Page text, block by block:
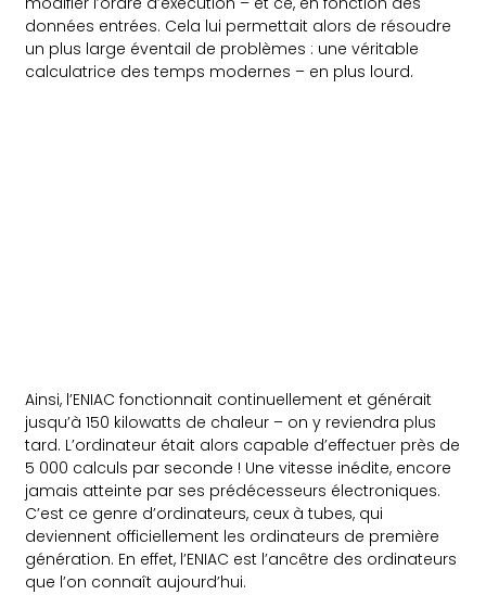
données entrées. Cela lui permettait alors de résoudre
un plus large éventail de problèmes : une véritable
calculatrice des temps modernes – en plus lourd.
Ainsi, l’ENIAC fonctionnait continuellement et générait
jusqu’à 150 kilowatts de chaleur – on y reviendra plus
tard. L’ordinateur était alors capable d’effectuer près de
5 000 calculs par seconde ! Une vitesse inédite, encore
jamais atteinte par ses prédécesseurs électroniques.
C’est ce genre d’ordinateurs, ceux à tubes, qui
deviennent officiellement les ordinateurs de première
génération. En effet, l’ENIAC est l’ancêtre des ordinateurs
que l’on connaît aujourd’hui.